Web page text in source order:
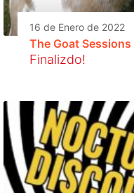
16 de Enero de 2022
The Goat
Finalizdo!